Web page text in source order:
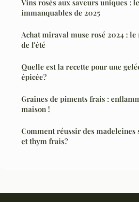
Vins rosés aux saveurs uniques :
immanquables de 2025
Achat miraval muse rosé 2024 :
de l'été
Quelle est la recette pour une
épicée?
Graines de piments frais :
maison !
Comment réussir des madeleines
et thym frais?